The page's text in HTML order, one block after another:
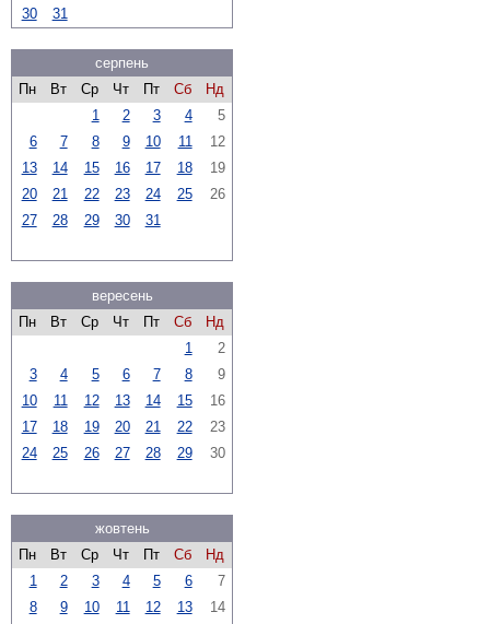
30
31
серпень
Пн
Вт Ср Чт Пт Сб
Нд
1
2 3 4
5
6
7 8 9 10 11
12
13
14 15 16 17 18
19
20
21 22 23 24 25
26
27
28 29 30 31
вересень
Пн
Вт Ср Чт Пт Сб
Нд
1
2
3
4 5 6 7 8
9
10
11 12 13 14 15
16
17
18 19 20 21 22
23
24
25 26 27 28 29 30
жовтень
Пн
Вт Ср Чт Пт Сб
Нд
1
2 3 4 5 6
7
8
9 10 11 12 13
14